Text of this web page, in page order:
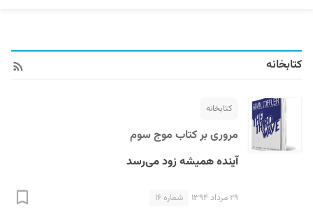
کتابخانه
کتابخانه
مروری بر کتاب موج سوم
آینده همیشه زود می‌رسد
۲۹ مرداد ۱۳۹۴ شماره ۱۶